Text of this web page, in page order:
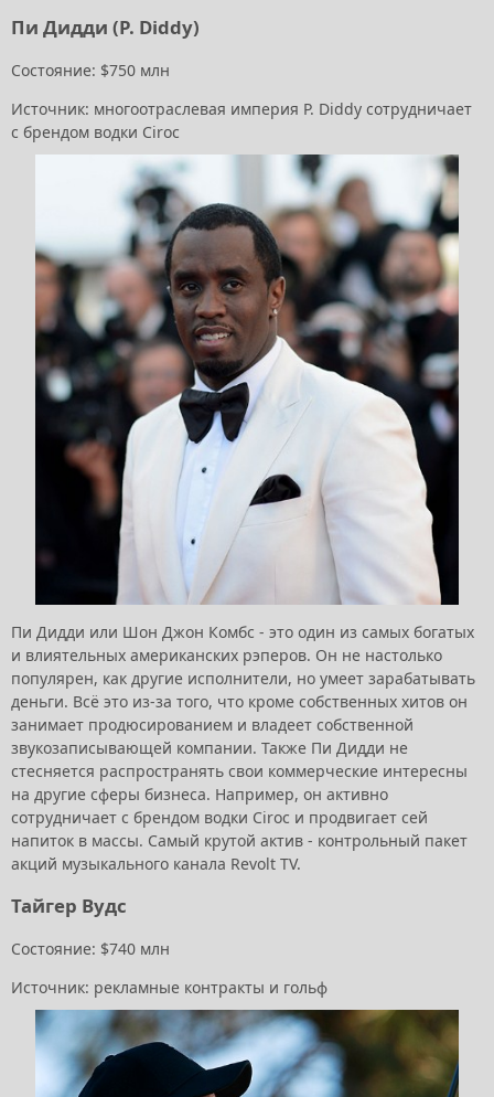
Пи Дидди (P. Diddy)
Состояние: $750 млн
Источник: многоотраслевая империя P. Diddy сотрудничает
с брендом водки Ciroc
Пи Дидди или Шон Джон Комбс - это один из самых богатых
и влиятельных американских рэперов. Он не настолько
популярен, как другие исполнители, но умеет зарабатывать
деньги. Всё это из-за того, что кроме собственных хитов он
занимает продюсированием и владеет собственной
звукозаписывающей компании. Также Пи Дидди не
стесняется распространять свои коммерческие интересны
на другие сферы бизнеса. Например, он активно
сотрудничает с брендом водки Ciroc и продвигает сей
напиток в массы. Самый крутой актив - контрольный пакет
акций музыкального канала Revolt TV.
Тайгер Вудс
Состояние: $740 млн
Источник: рекламные контракты и гольф